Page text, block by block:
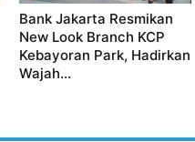
Bank Jakarta Resmikan
New Look Branch KCP
Kebayoran Park, Hadirkan
Wajah...